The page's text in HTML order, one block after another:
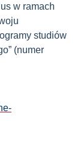
w ramach
studiów
(numer